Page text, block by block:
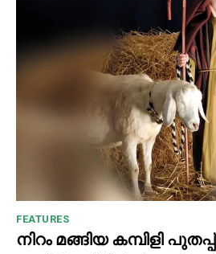
FEATURES
നിറം മങ്ങിയ കമ്പിളി പുതപ്പ്